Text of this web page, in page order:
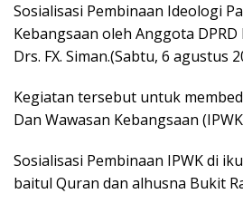
Sosialisasi Pembinaan Ideologi
Kebangsaan oleh Anggota
Drs. FX. Siman.(Sabtu, 6 agustus
Kegiatan tersebut untuk
Dan Wawasan Kebangsaan
Sosialisasi Pembinaan IPWK di
baitul Quran dan alhusna Bukit